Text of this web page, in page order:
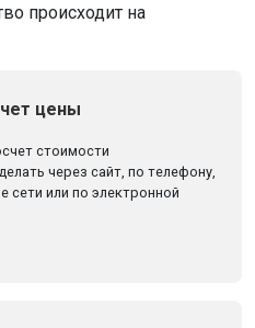
происходит на
цены
стоимости
через сайт, по телефону,
сети или по электронной